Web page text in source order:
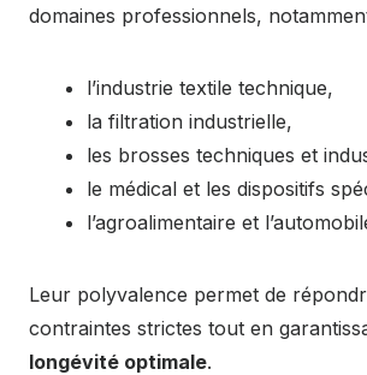
domaines professionnels,
l’industrie textile technique,
la filtration industrielle,
les brosses techniques et
le médical et les dispositifs
l’agroalimentaire et
Leur polyvalence permet de
contraintes strictes tout en
longévité optimale.